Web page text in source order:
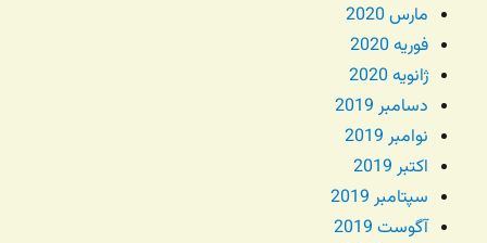
مارس 2020
فوریه 2020
ژانویه 2020
دسامبر 2019
نوامبر 2019
اکتبر 2019
سپتامبر 2019
آگوست 2019